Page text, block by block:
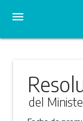
menu
del